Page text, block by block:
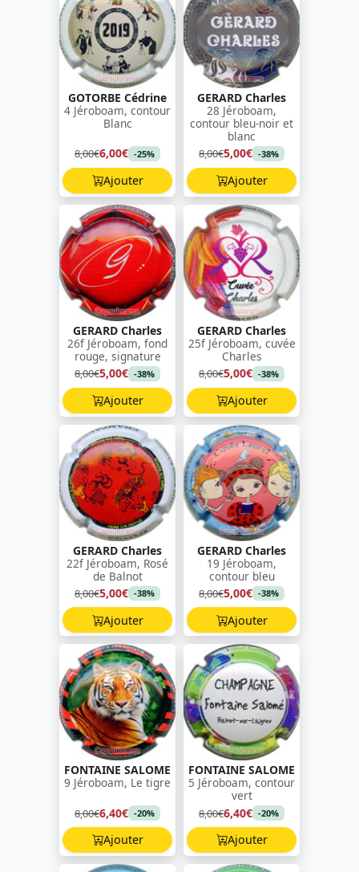
GOTORBE Cédrine
4 Jéroboam, contour
Blanc
8,00€6,00€ -25%
Ajouter
GERARD Charles
28 Jéroboam,
contour bleu-noir et
blanc
8,00€5,00€ -38%
Ajouter
GERARD Charles
26f Jéroboam, fond
rouge, signature
8,00€5,00€ -38%
Ajouter
GERARD Charles
25f Jéroboam, cuvée
Charles
8,00€5,00€ -38%
Ajouter
GERARD Charles
22f Jéroboam, Rosé
de Balnot
8,00€5,00€ -38%
Ajouter
GERARD Charles
19 Jéroboam,
contour bleu
8,00€5,00€ -38%
Ajouter
FONTAINE SALOME
9 Jéroboam, Le tigre
8,00€6,40€ -20%
Ajouter
FONTAINE SALOME
5 Jéroboam, contour
vert
8,00€6,40€ -20%
Ajouter